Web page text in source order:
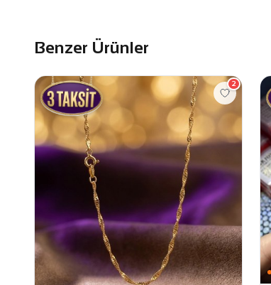
Benzer Ürünler
2